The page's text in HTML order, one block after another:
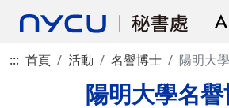
::: 首頁 活動 名譽博士 陽明大
陽明大學名